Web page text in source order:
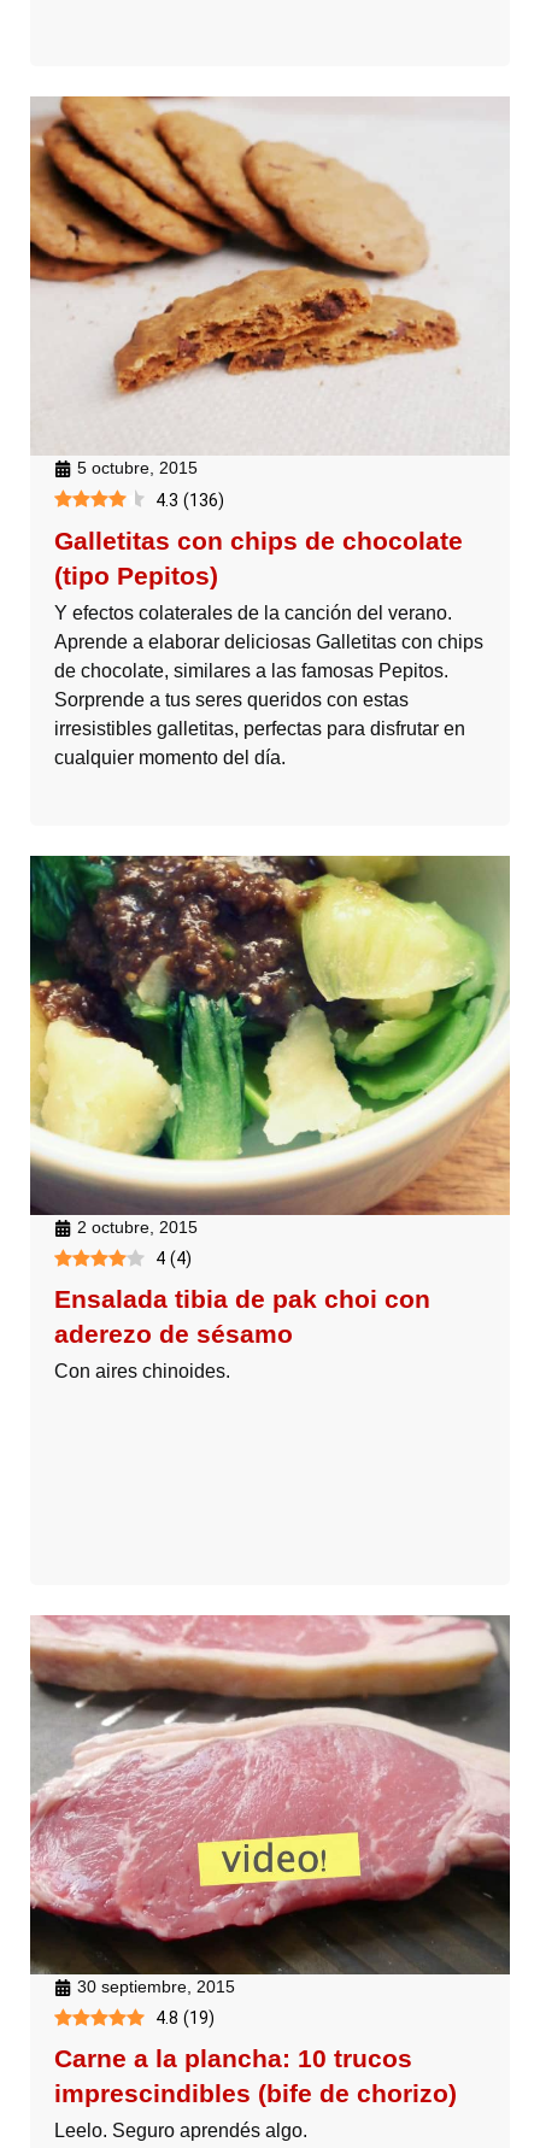
5 octubre, 2015
4.3 (136)
Galletitas con chips de chocolate
(tipo Pepitos)
Y efectos colaterales de la canción del verano.
Aprende a elaborar deliciosas Galletitas con chips
de chocolate, similares a las famosas Pepitos.
Sorprende a tus seres queridos con estas
irresistibles galletitas, perfectas para disfrutar en
cualquier momento del día.
2 octubre, 2015
4 (4)
Ensalada tibia de pak choi con
aderezo de sésamo
Con aires chinoides.
30 septiembre, 2015
4.8 (19)
Carne a la plancha: 10 trucos
imprescindibles (bife de chorizo)
Leelo. Seguro aprendés algo.